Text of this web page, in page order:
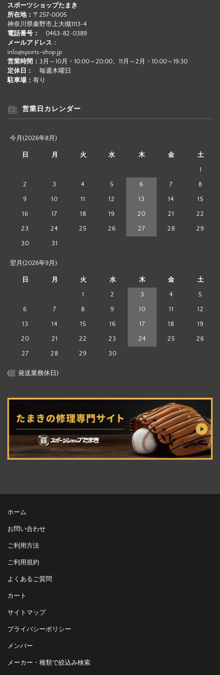
スポーツショップたまき
所在地： 〒257-0005
神奈川県秦野市上大槻1113-4
電話番号：
0463-82-0389
メールアドレス ：
info@sports-shop.jp
営業時間： 3月～10月・10:00～20:00、11月～2月・10:00～19:30
定休日：
毎週木曜日
駐車場： 有り
営業日カレンダー
今月(2026年8月)
日 月 火 水 木 金 土
1
2 3 4 5 6 7 8
9 10 11 12 13 14 15
16 17 18 19 20 21 22
23 24 25 26 27 28 29
30 31
翌月(2026年9月)
日 月 火 水 木 金 土
1 2 3 4 5
6 7 8 9 10 11 12
13 14 15 16 17 18 19
20 21 22 23 24 25 26
27 28 29 30
( 発送業務休日)
ホーム
お問い合わせ
ご利用方法
ご利用規約
よくあるご質問
カート
サイトマップ
プライバシーポリシー
メンバー
メーカー・種類で絞込み検索